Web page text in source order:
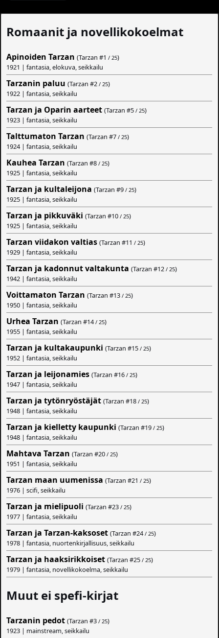
Romaanit ja novellikokoelmat
Apinoiden Tarzan (Tarzan #1 / 25)
1921 | fantasia, elokuva, seikkailu
Tarzanin paluu (Tarzan #2 / 25)
1922 | fantasia, seikkailu
Tarzan ja Oparin aarteet (Tarzan #5 / 25)
1923 | fantasia, seikkailu
Talttumaton Tarzan (Tarzan #7 / 25)
1924 | fantasia, seikkailu
Kauhea Tarzan (Tarzan #8 / 25)
1925 | fantasia, seikkailu
Tarzan ja kultaleijona (Tarzan #9 / 25)
1925 | fantasia, seikkailu
Tarzan ja pikkuväki (Tarzan #10 / 25)
1925 | fantasia, seikkailu
Tarzan viidakon valtias (Tarzan #11 / 25)
1929 | fantasia, seikkailu
Tarzan ja kadonnut valtakunta (Tarzan #12 / 25)
1942 | fantasia, seikkailu
Voittamaton Tarzan (Tarzan #13 / 25)
1950 | fantasia, seikkailu
Urhea Tarzan (Tarzan #14 / 25)
1955 | fantasia, seikkailu
Tarzan ja kultakaupunki (Tarzan #15 / 25)
1952 | fantasia, seikkailu
Tarzan ja leijonamies (Tarzan #16 / 25)
1947 | fantasia, seikkailu
Tarzan ja tytönryöstäjät (Tarzan #18 / 25)
1948 | fantasia, seikkailu
Tarzan ja kielletty kaupunki (Tarzan #19 / 25)
1948 | fantasia, seikkailu
Mahtava Tarzan (Tarzan #20 / 25)
1951 | fantasia, seikkailu
Tarzan maan uumenissa (Tarzan #21 / 25)
1976 | scifi, seikkailu
Tarzan ja mielipuoli (Tarzan #23 / 25)
1977 | fantasia, seikkailu
Tarzan ja Tarzan-kaksoset (Tarzan #24 / 25)
1978 | fantasia, nuortenkirjallisuus, seikkailu
Tarzan ja haaksirikkoiset (Tarzan #25 / 25)
1979 | fantasia, novellikokoelma, seikkailu
Muut ei spefi-kirjat
Tarzanin pedot (Tarzan #3 / 25)
1923 | mainstream, seikkailu